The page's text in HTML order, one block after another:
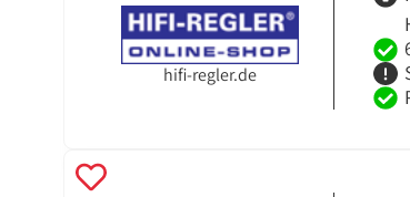
hifi-regler.de